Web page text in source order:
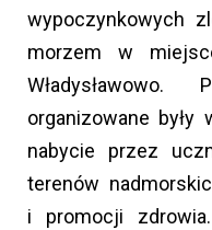
wypoczynkowych
morzem w
organizowane były
nabycie przez
terenów
i promocji